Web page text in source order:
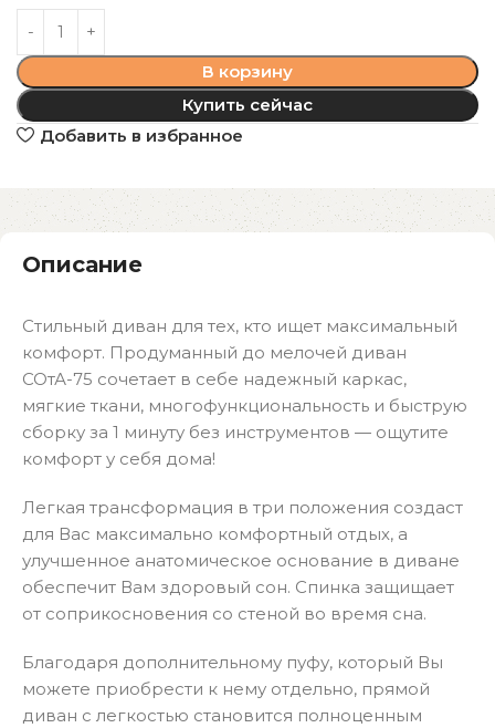
В корзину
Купить сейчас
Добавить в избранное
Описание
Стильный диван для тех, кто ищет максимальный
комфорт. Продуманный до мелочей диван
СОтА-75 сочетает в себе надежный каркас,
мягкие ткани, многофункциональность и быструю
сборку за 1 минуту без инструментов — ощутите
комфорт у себя дома!
Легкая трансформация в три положения создаст
для Вас максимально комфортный отдых, а
улучшенное анатомическое основание в диване
обеспечит Вам здоровый сон. Спинка защищает
от соприкосновения со стеной во время сна.
Благодаря дополнительному пуфу, который Вы
можете приобрести к нему отдельно, прямой
диван с легкостью становится полноценным